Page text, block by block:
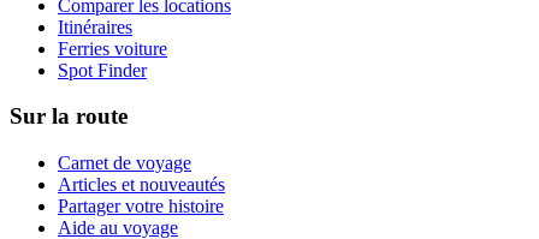
Comparer les locations
Itinéraires
Ferries voiture
Spot Finder
Sur la route
Carnet de voyage
Articles et nouveautés
Partager votre histoire
Aide au voyage